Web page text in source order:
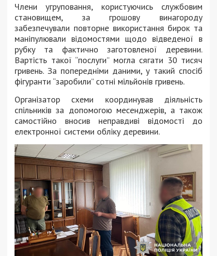
Члени угруповання, користуючись службовим
становищем, за грошову винагороду
забезпечували повторне використання бирок та
маніпулювали відомостями щодо відведеної в
рубку та фактично заготовленої деревини.
Вартість такої “послуги” могла сягати 30 тисяч
гривень. За попередніми даними, у такий спосіб
фігуранти “заробили” сотні мільйонів гривень.
Організатор схеми координував діяльність
спільників за допомогою месенджерів, а також
самостійно вносив неправдиві відомості до
електронної системи обліку деревини.